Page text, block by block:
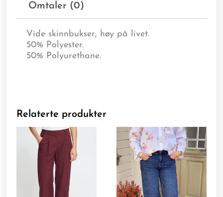
Omtaler (0)
Vide skinnbukser, høy på livet.
50% Polyester.
50% Polyurethane.
Relaterte produkter